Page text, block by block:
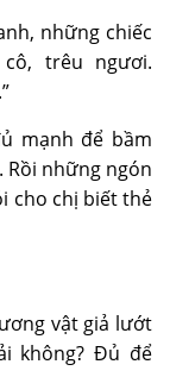
những chiếc
trêu ngươi.
mạnh để bầm
những ngón
cho chị biết thẻ
vật giả lướt
không? Đủ để